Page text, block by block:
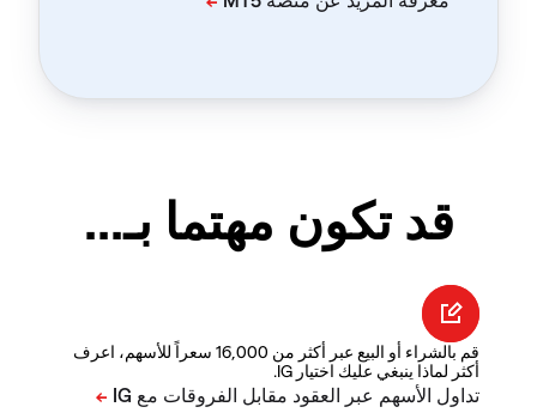
قد تكون مهتما بـ...
قم بالشراء أو البيع عبر أكثر من 16,000 سعراً للأسهم، اعرف
أكثر لماذا ينبغي عليك اختيار IG.